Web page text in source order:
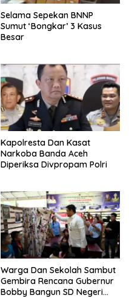
Selama Sepekan BNNP
Sumut ‘Bongkar’ 3 Kasus
Besar
Kapolresta Dan Kasat
Narkoba Banda Aceh
Diperiksa Divpropam Polri
Warga Dan Sekolah Sambut
Gembira Rencana Gubernur
Bobby Bangun SD Negeri